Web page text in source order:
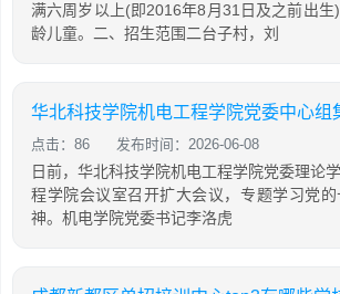
满六周岁以上(即2016年8月31日及之前出生
龄儿童。二、招生范围二台子村，刘
华北科技学院机电工程学院党委中心组
点击：86 发布时间：2026-06-08
日前，华北科技学院机电工程学院党委理论
程学院会议室召开扩大会议，专题学习党
神。机电学院党委书记李洛虎